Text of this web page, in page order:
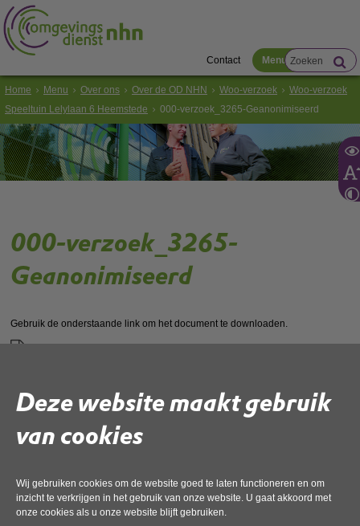
Deze website maakt gebruik
van cookies
Wij gebruiken cookies om de website goed te laten functioneren en om
inzicht te verkrijgen in het gebruik van onze website. U gaat akkoord met
onze cookies als u onze website blijft gebruiken.
Contact Menu
Home Menu Over ons Over de OD NHN Woo-verzoek
Woo-verzoek
Speeltuin Lelylaan 6 Heemstede
000-verzoek_3265-Geanonimiseerd
000-verzoek_3265-
Geanonimiseerd
Gebruik de onderstaande link om het document te downloaden.
Deel deze pagina